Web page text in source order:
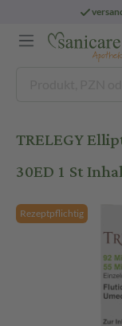
TRELEGY
30ED 1 St
Rezeptpflichtig